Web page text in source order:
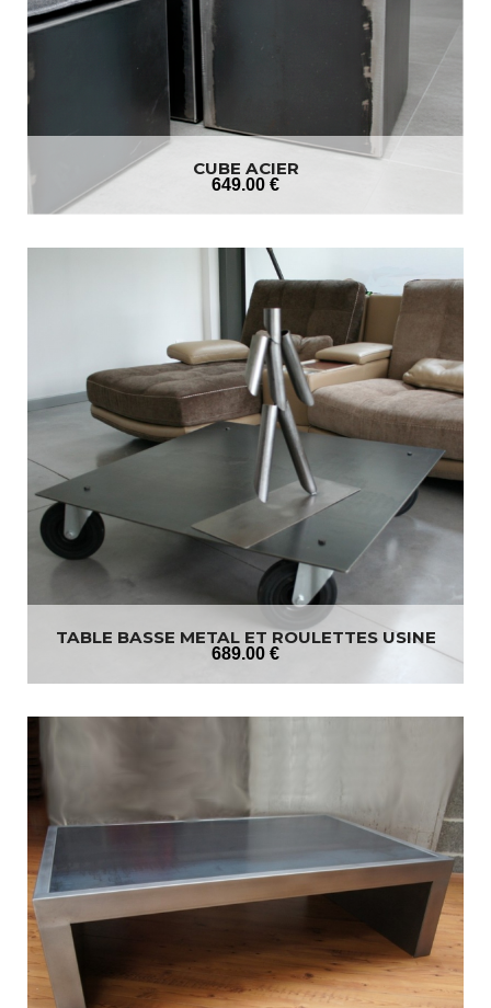
CUBE ACIER
649.00 €
TABLE BASSE METAL ET ROULETTES USINE
689.00 €